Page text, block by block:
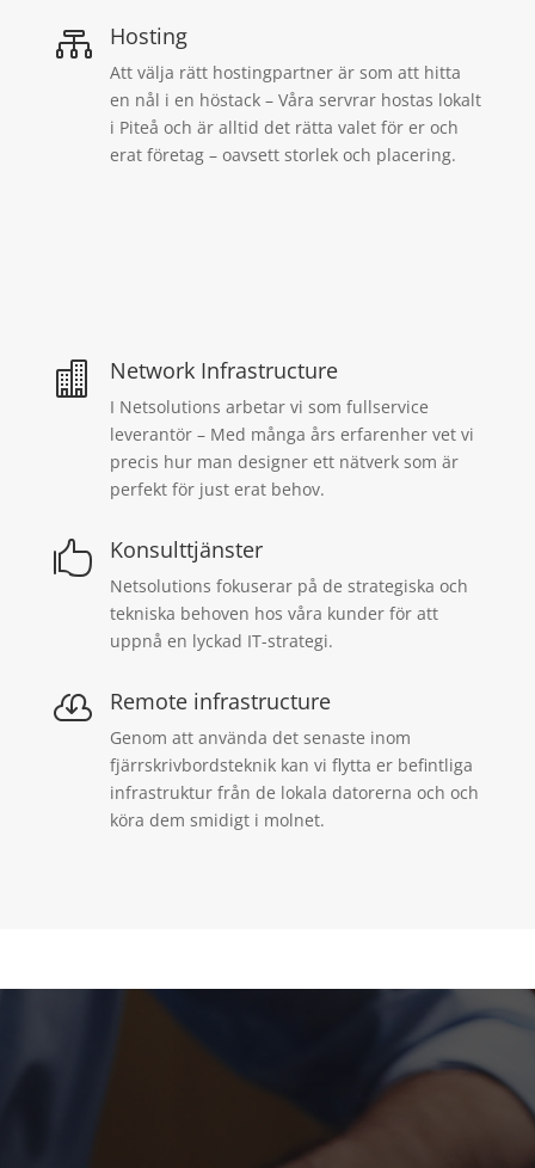
 Hosting
Att välja rätt hostingpartner är som att hitta
en nål i en höstack – Våra servrar hostas lokalt
i Piteå och är alltid det rätta valet för er och
erat företag – oavsett storlek och placering.
 Network Infrastructure
I Netsolutions arbetar vi som fullservice
leverantör – Med många års erfarenher vet vi
precis hur man designer ett nätverk som är
perfekt för just erat behov.
 Konsulttjänster
Netsolutions fokuserar på de strategiska och
tekniska behoven hos våra kunder för att
uppnå en lyckad IT-strategi.
 Remote infrastructure
Genom att använda det senaste inom
fjärrskrivbordsteknik kan vi flytta er befintliga
infrastruktur från de lokala datorerna och och
köra dem smidigt i molnet.